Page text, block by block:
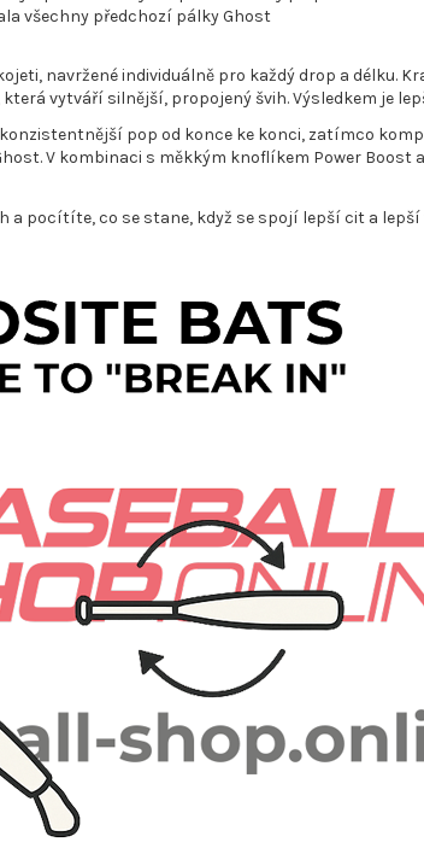
všechny předchozí pálky Ghost
navržené individuálně pro každý drop a délku.
vytváří silnější, propojený švih. Výsledkem je
pop od konce ke konci, zatímco
V kombinaci s měkkým knoflíkem Power
pocítíte, co se stane, když se spojí lepší cit a